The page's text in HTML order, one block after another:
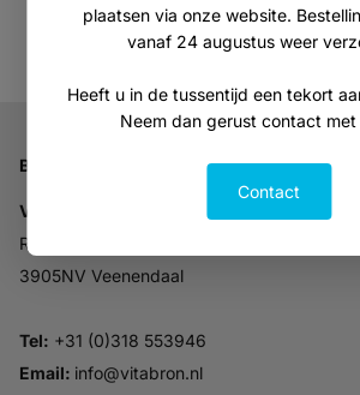
plaatsen via onze website.
vanaf 24 augustus weer
Heeft u in de tussentijd een tekort
Neem dan gerust contact met
Contact
Bedrijfsgegevens
Vitabron
Ravelijn 52
3905NV Veenendaal
Tel: +31 (0)318 553946
Email: info@vitabron.nl